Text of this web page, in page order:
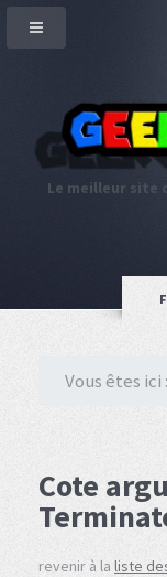
Le meilleur site
Vous êtes ici :
Cote
revenir à la liste